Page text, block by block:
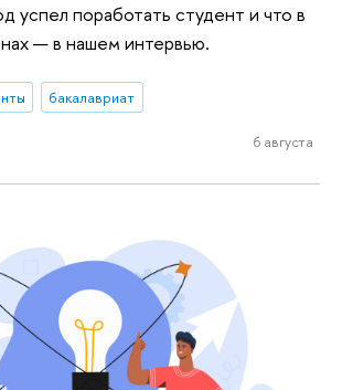
успел поработать студент и что в
— в нашем интервью.
бакалавриат
6 августа